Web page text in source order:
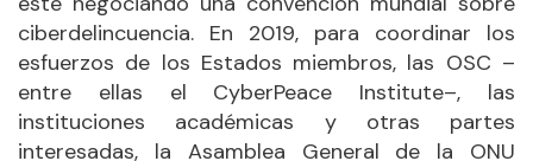
ciberdelincuencia. En 2019, para coordinar los
esfuerzos de los Estados miembros, las OSC –
entre ellas el CyberPeace Institute–, las
instituciones académicas y otras partes
interesadas, la Asamblea General de la ONU